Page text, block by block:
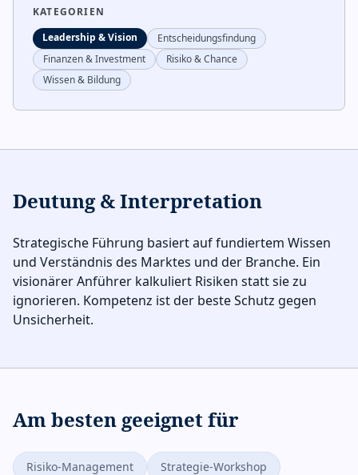
KATEGORIEN
Leadership & Vision
Entscheidungsfindung
Finanzen & Investment
Risiko & Chance
Wissen & Bildung
Deutung & Interpretation
Strategische Führung basiert auf fundiertem Wissen
und Verständnis des Marktes und der Branche. Ein
visionärer Anführer kalkuliert Risiken statt sie zu
ignorieren. Kompetenz ist der beste Schutz gegen
Unsicherheit.
Am besten geeignet für
Risiko-Management
Strategie-Workshop